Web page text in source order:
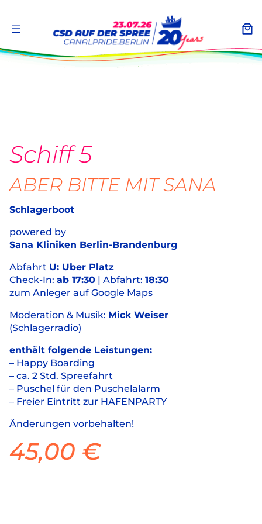
springen
Schiff 5
ABER BITTE MIT SANA
Schlagerboot
powered by
Sana Kliniken Berlin-Brandenburg
Abfahrt U: Uber Platz
Check-In: ab 17:30 | Abfahrt: 18:30
zum Anleger auf Google Maps
Moderation & Musik: Mick Weiser
(Schlagerradio)
enthält folgende Leistungen:
– Happy Boarding
– ca. 2 Std. Spreefahrt
– Puschel für den Puschelalarm
– Freier Eintritt zur HAFENPARTY
Änderungen vorbehalten!
45,00 €